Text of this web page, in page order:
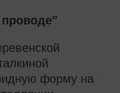
форму на